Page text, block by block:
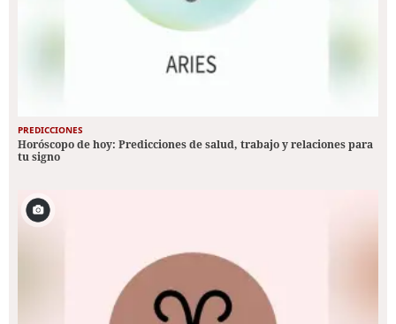
PREDICCIONES
Horóscopo de hoy: Predicciones de salud, trabajo y relaciones para
tu signo